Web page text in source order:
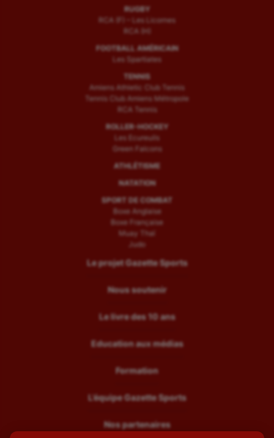
RUGBY
RCA (F) – Les Licornes
RCA (H)
FOOTBALL AMÉRICAIN
Les Spartiates
TENNIS
Amiens Athletic Club Tennis
Tennis Club Amiens Métropole
RCA Tennis
ROLLER-HOCKEY
Les Ecureuils
Green Falcons
ATHLÉTISME
NATATION
SPORT DE COMBAT
Boxe Anglaise
Boxe Française
Muay Thaï
Judo
Le projet Gazette Sports
Nous soutenir
Le livre des 10 ans
Education aux médias
Formation
L’équipe Gazette Sports
Nos partenaires